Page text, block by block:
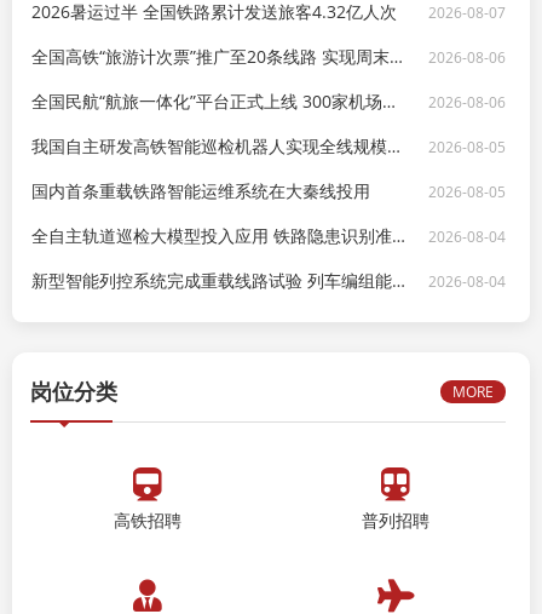
2026暑运过半 全国铁路累计发送旅客4.32亿人次 2026-08-07
全国高铁“旅游计次票”推广至20条线路 实现周末跨省游自由 2026-08-06
全国民航“航旅一体化”平台正式上线 300家机场实现“一机游” 2026-08-06
我国自主研发高铁智能巡检机器人实现全线规模化应用 2026-08-05
国内首条重载铁路智能运维系统在大秦线投用 2026-08-05
全自主轨道巡检大模型投入应用 铁路隐患识别准确率达99.7% 2026-08-04
新型智能列控系统完成重载线路试验 列车编组能力提升至3万吨 2026-08-04
岗位分类 MORE
高铁招聘 普列招聘